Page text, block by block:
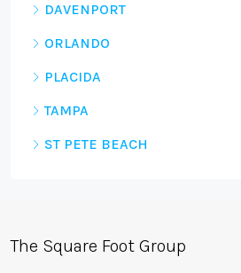
DAVENPORT
ORLANDO
PLACIDA
TAMPA
ST PETE BEACH
The Square Foot Group